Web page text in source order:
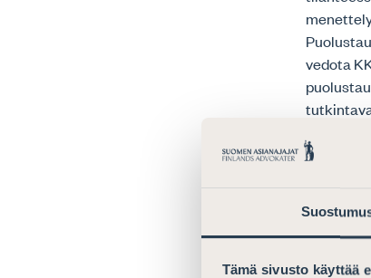
Tämä sivusto käyttää
vedota
vain